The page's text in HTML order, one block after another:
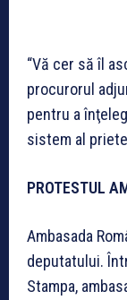
“Vă cer să îl
procurorul
pentru a
sistem al
PROTESTUL
Ambasada
deputatului.
Stampa,